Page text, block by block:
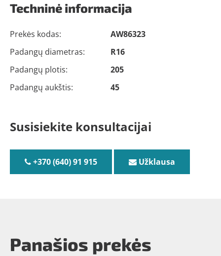
Techninė informacija
Prekės kodas:
AW86323
Padangų diametras:
R16
Padangų plotis:
205
Padangų aukštis:
45
Susisiekite konsultacijai
+370 (640) 91 915 Užklausa
Panašios prekės